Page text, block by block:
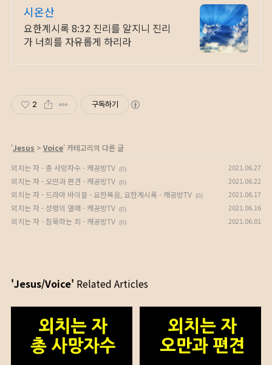
시온산
요한계시록 8:32 진리를 알지니 진리
가 너희를 자유롭게 하리라
2 구독하기
'Jesus > Voice' 카테고리의 다른 글
외치는 자 - 총 사망자수 - 캐공방TV (0) 2021.06.27
외치는 자 - 오만과 편견 - 캐공방TV (0) 2021.06.22
외치는 자 - 드라마 바이블 - 요한복음, 요한계시록 - 캐공방TV (0) 2021.06.17
외치는 자 - 성령의 열매 - 캐공방TV (0) 2021.06.16
외치는 자 - 침묵하는 죄 - 캐공방TV (0) 2021.06.01
'Jesus/Voice' Related Articles